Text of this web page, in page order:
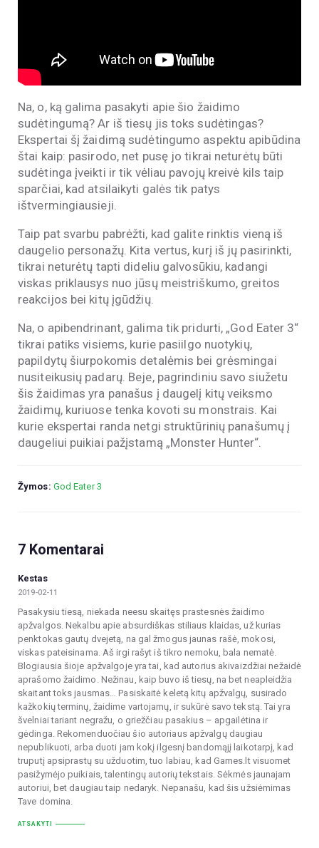
Na, o, ką galima pasakyti apie šio žaidimo
sudėtingumą? Ar iš tiesų jis toks sudėtingas?
Ekspertai šį žaidimą sudėtingumo aspektu apibūdina
štai kaip: pasirodo, net pusę jo tikrai neturėtų būti
sudėtinga įveikti ir tik vėliau pavojų kreivė kils taip
sparčiai, kad atsilaikyti galės tik patys
ištvermingiausieji.
Taip pat svarbu pabrėžti, kad galite rinktis vieną iš
daugelio personažų. Kita vertus, kurį iš jų pasirinkti,
tikrai neturėtų tapti dideliu galvosūkiu, kadangi
viskas priklausys nuo jūsų meistriškumo, greitos
reakcijos bei kitų įgūdžių.
Na, o apibendrinant, galima tik pridurti, „God Eater 3“
tikrai patiks visiems, kurie pasiilgo nuotykių,
papildytų šiurpokomis detalėmis bei grėsmingai
nusiteikusių padarų. Beje, pagrindiniu savo siužetu
šis žaidimas yra panašus į daugelį kitų veiksmo
žaidimų, kuriuose tenka kovoti su monstrais. Kai
kurie ekspertai randa netgi struktūrinių panašumų į
daugeliui puikiai pažįstamą „Monster Hunter“.
Žymos: God Eater 3
7 Komentarai
Kestas
2019-02-11
Pasakysiu tiesą, niekada neesu skaitęs prastesnės žaidimo
apžvalgos. Nekalbu apie absurdiškas stiliaus klaidas, už kurias
penktokas gautų dvejetą, na gal žmogus jaunas rašė, mokosi,
viskas pateisinama. Aš irgi rašyt iš tikro nemoku, bala nematė.
Blogiausia šioje apžvalgoje yra tai, kad autorius akivaizdžiai nežaidė
aprašomo žaidimo. Nežinau, kaip buvo iš tiesų, na bet neapleidžia
skaitant toks jausmas… Pasiskaitė keletą kitų apžvalgų, susirado
kažkokių terminų, žaidime vartojamų, ir sukūrė savo tekstą. Tai yra
švelniai tariant negražu, o griežčiau pasakius – apgailėtina ir
gėdinga. Rekomenduočiau šio autoriaus apžvalgų daugiau
nepublikuoti, arba duoti jam kokį ilgesnį bandomąjį laikotarpį, kad
truputį apsiprastų su užduotim, tuo labiau, kad Games.lt visuomet
pasižymėjo puikiais, talentingų autorių tekstais. Sėkmės jaunajam
autoriui, bet daugiau taip nedaryk. Nepanašu, kad šis užsiėmimas
Tave domina.
ATSAKYTI